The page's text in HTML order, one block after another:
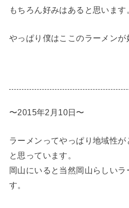
もちろん好みはあると思います
やっぱり僕はここのラーメンが
〜2015年2月10日〜
ラーメンってやっぱり地域性
と思っています。
岡山にいると当然岡山らしい
す。